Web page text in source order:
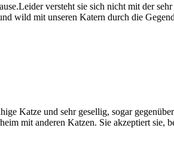
versteht sie sich nicht mit der
wild mit unseren Katern durch die
Katze und sehr gesellig, sogar
mit anderen Katzen. Sie akzeptiert sie,